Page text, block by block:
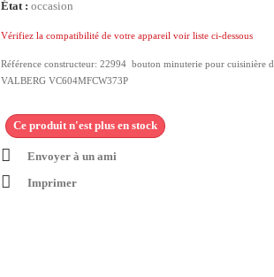
État : occasion
Vérifiez la compatibilité de votre appareil voir liste ci-dessous
Référence constructeur: 22994 bouton minuterie pour cuisinière
VALBERG VC604MFCW373P
Ce produit n'est plus en stock
Envoyer à un ami
Imprimer